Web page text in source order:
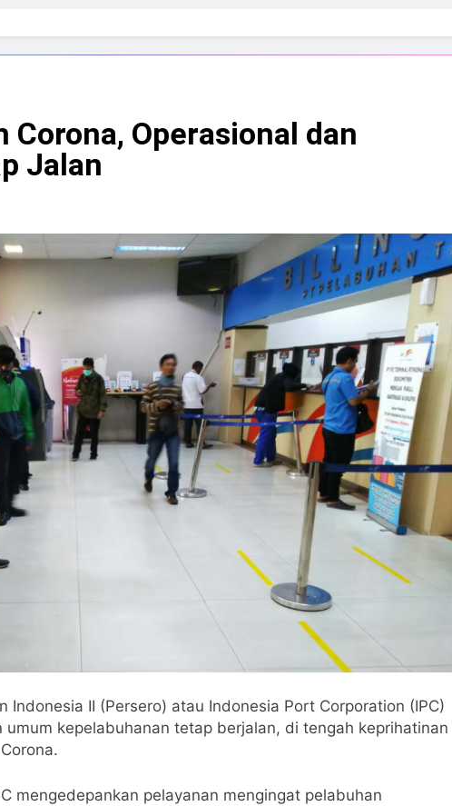
Corona, Operasional dan
Jalan
Indonesia II (Persero) atau Indonesia Port Corporation (IPC)
kepelabuhanan tetap berjalan, di tengah keprihatinan
mengedepankan pelayanan mengingat pelabuhan